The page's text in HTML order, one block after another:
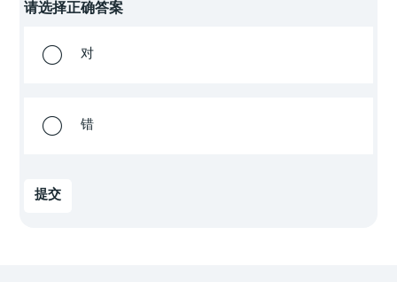
请选择正确答案
对
错
提交